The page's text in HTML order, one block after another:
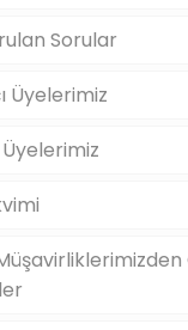
Sorular
Üyelerimiz